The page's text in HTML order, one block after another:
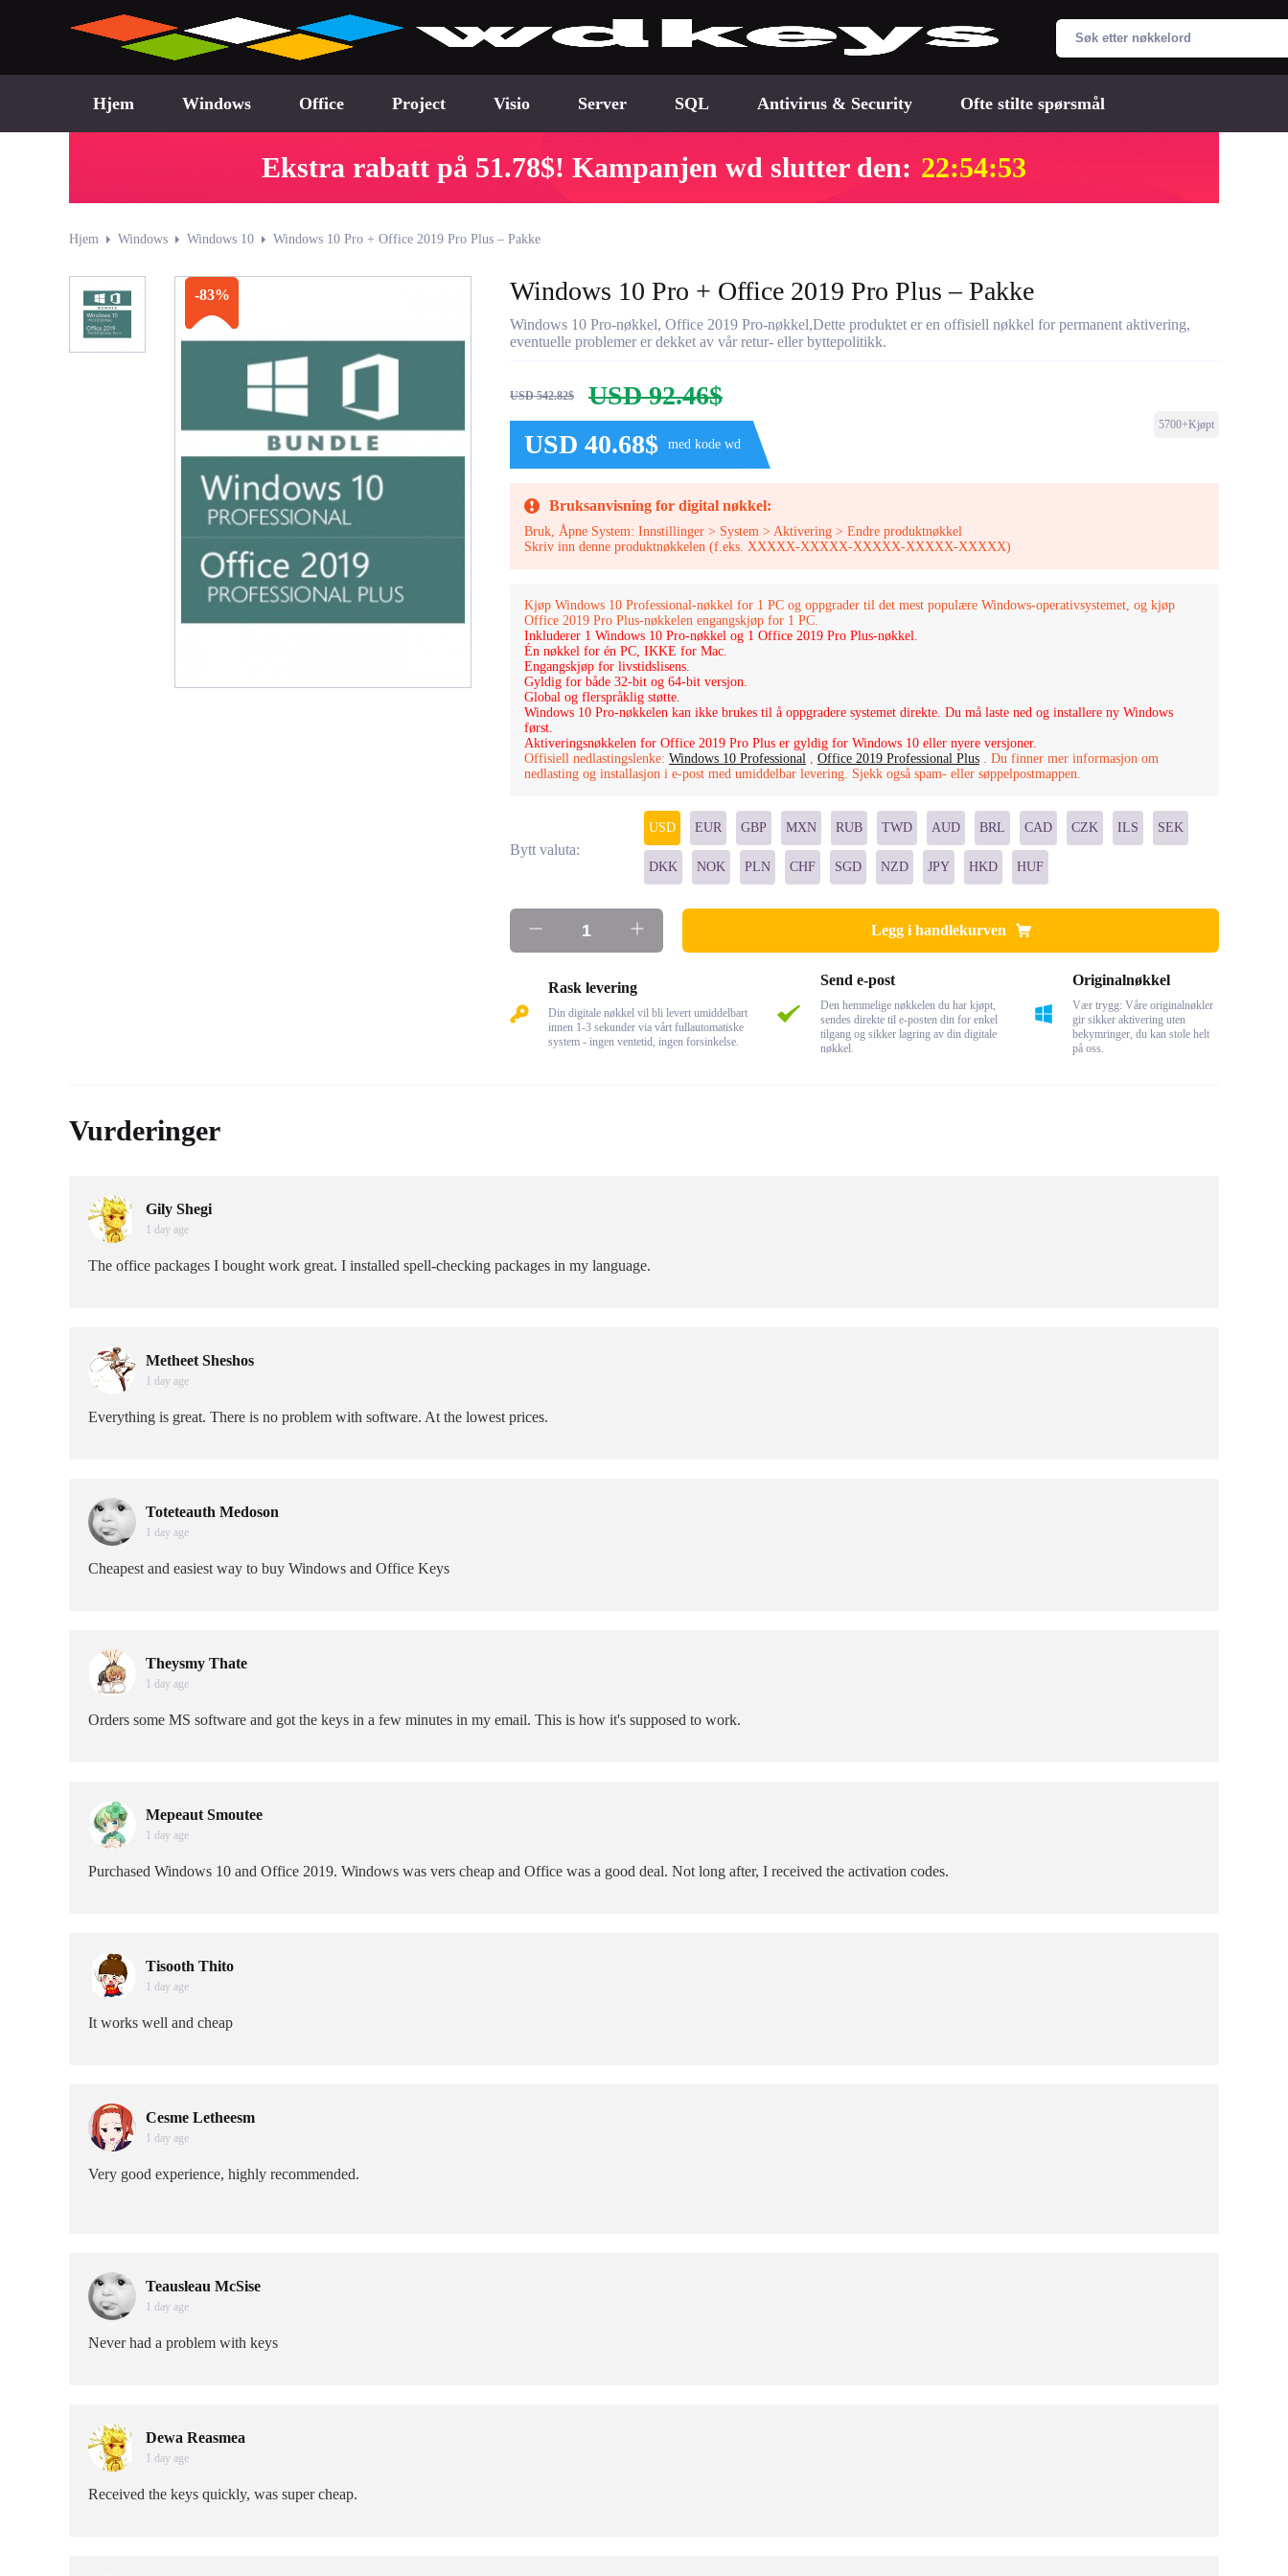
Hjem Windows Office Project Visio Server SQL Antivirus & Security Ofte stilte spørsmål
Ekstra rabatt på 51.78$! Kampanjen wd slutter den: 22:54:52
Hjem Windows Windows 10 Windows 10 Pro + Office 2019 Pro Plus – Pakke
-83% Windows 10 Pro + Office 2019 Pro Plus – Pakke
Windows 10 Pro-nøkkel, Office 2019 Pro-nøkkel,Dette produktet er en offisiell nøkkel for permanent aktivering,
eventuelle problemer er dekket av vår retur- eller byttepolitikk.
USD 542.82$
USD 92.46$
USD 40.68$
med kode wd
5700+Kjøpt
Bruksanvisning for digital nøkkel:
Bruk, Åpne System: Innstillinger > System > Aktivering > Endre produktnøkkel
Skriv inn denne produktnøkkelen (f.eks. XXXXX-XXXXX-XXXXX-XXXXX-XXXXX)
Kjøp Windows 10 Professional-nøkkel for 1 PC og oppgrader til det mest populære Windows-operativsystemet, og kjøp
Office 2019 Pro Plus-nøkkelen engangskjøp for 1 PC.
Inkluderer 1 Windows 10 Pro-nøkkel og 1 Office 2019 Pro Plus-nøkkel.
Én nøkkel for én PC, IKKE for Mac.
Engangskjøp for livstidslisens.
Gyldig for både 32-bit og 64-bit versjon.
Global og flerspråklig støtte.
Windows 10 Pro-nøkkelen kan ikke brukes til å oppgradere systemet direkte. Du må laste ned og installere ny Windows
først.
Aktiveringsnøkkelen for Office 2019 Pro Plus er gyldig for Windows 10 eller nyere versjoner.
Offisiell nedlastingslenke: Windows 10 Professional , Office 2019 Professional Plus . Du finner mer informasjon om
nedlasting og installasjon i e-post med umiddelbar levering. Sjekk også spam- eller søppelpostmappen.
Bytt valuta:
USD EUR GBP MXN RUB TWD AUD BRL CAD CZK ILS SEK
DKK NOK PLN CHF SGD NZD JPY HKD HUF
Legg i handlekurven
Rask levering
Din digitale nøkkel vil bli levert umiddelbart
innen 1-3 sekunder via vårt fullautomatiske
system - ingen ventetid, ingen forsinkelse.
Send e-post
Den hemmelige nøkkelen du har kjøpt,
sendes direkte til e-posten din for enkel
tilgang og sikker lagring av din digitale
nøkkel.
Originalnøkkel
Vær trygg: Våre originalnøkler
gir sikker aktivering uten
bekymringer, du kan stole helt
på oss.
Vurderinger
Gily Shegi
1 day age
The office packages I bought work great. I installed spell-checking packages in my language.
Metheet Sheshos
1 day age
Everything is great. There is no problem with software. At the lowest prices.
Toteteauth Medoson
1 day age
Cheapest and easiest way to buy Windows and Office Keys
Theysmy Thate
1 day age
Orders some MS software and got the keys in a few minutes in my email. This is how it's supposed to work.
Mepeaut Smoutee
1 day age
Purchased Windows 10 and Office 2019. Windows was vers cheap and Office was a good deal. Not long after, I received the activation codes.
Tisooth Thito
1 day age
It works well and cheap
Cesme Letheesm
1 day age
Very good experience, highly recommended.
Teausleau McSise
1 day age
Never had a problem with keys
Dewa Reasmea
1 day age
Received the keys quickly, was super cheap.